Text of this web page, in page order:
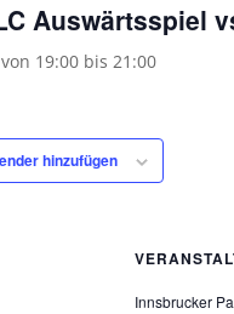
Auswärtsspiel
19:00 bis 21:00
hinzufügen
Innsbrucker